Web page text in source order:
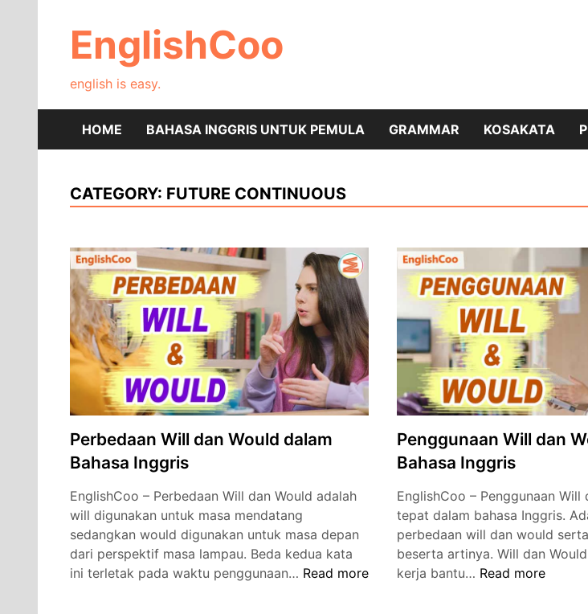
contentEnglishCoo
english is easy.
HOME BAHASA INGGRIS UNTUK PEMULA GRAMMAR KOSAKATA
CATEGORY: FUTURE CONTINUOUS
Perbedaan Will dan Would dalam
Bahasa Inggris
EnglishCoo – Perbedaan Will dan Would adalah
will digunakan untuk masa mendatang
sedangkan would digunakan untuk masa depan
dari perspektif masa lampau. Beda kedua kata
ini terletak pada waktu penggunaan… Perbedaan
Read more
Penggunaan Will dan
Bahasa Inggris
EnglishCoo – Penggunaan Will
tepat dalam bahasa Inggris.
perbedaan will dan would
beserta artinya. Will dan
kerja bantu… Penggunaan
Read more